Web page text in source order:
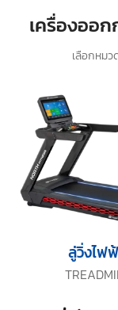
เลือกหม
เครื่องออก
ลู่วิ่งไฟ